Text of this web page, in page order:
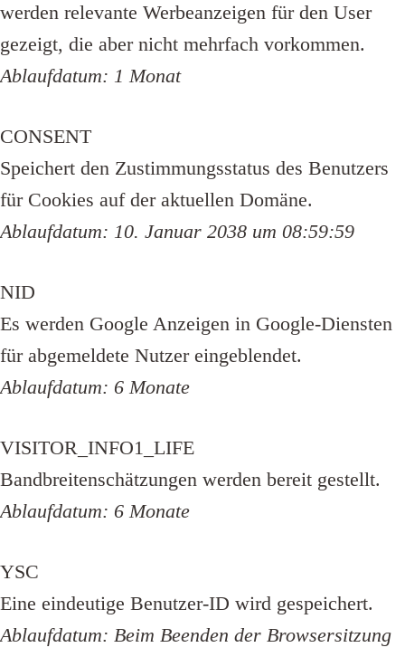
werden relevante Werbeanzeigen für den User
gezeigt, die aber nicht mehrfach vorkommen.
Ablaufdatum: 1 Monat
CONSENT
Speichert den Zustimmungsstatus des Benutzers
für Cookies auf der aktuellen Domäne.
Ablaufdatum: 10. Januar 2038 um 08:59:59
NID
Es werden Google Anzeigen in Google-Diensten
für abgemeldete Nutzer eingeblendet.
Ablaufdatum: 6 Monate
VISITOR_INFO1_LIFE
Bandbreitenschätzungen werden bereit gestellt.
Ablaufdatum: 6 Monate
YSC
Eine eindeutige Benutzer-ID wird gespeichert.
Ablaufdatum: Beim Beenden der Browsersitzung